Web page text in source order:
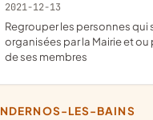
2021-12-13
regrouper les personnes qui souhaitent partager leur passion pour la photographie et progresser dans cette activité;organiser des sorties thématiques;participer aux activités
organisées par la Mairie et
de ses membres
ANDERNOS-LES-BAINS